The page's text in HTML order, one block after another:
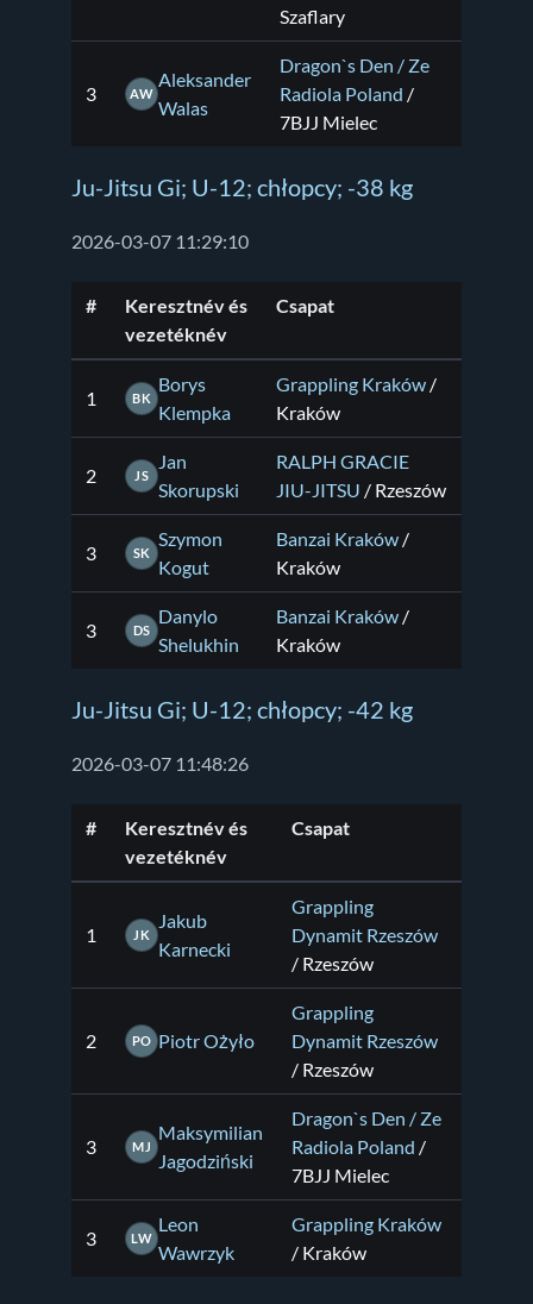
Szaflary
3 AW
Aleksander
Walas
Dragon`s Den / Ze
Radiola Poland /
7BJJ Mielec
Ju-Jitsu Gi; U-12; chłopcy; -38 kg
2026-03-07 11:29:10
#
Keresztnév és
vezetéknév
Csapat
1 BK
Borys
Klempka
Grappling Kraków /
Kraków
2 JS
Jan
Skorupski
RALPH GRACIE
JIU-JITSU / Rzeszów
3 SK
Szymon
Kogut
Banzai Kraków /
Kraków
3 DS
Danylo
Shelukhin
Banzai Kraków /
Kraków
Ju-Jitsu Gi; U-12; chłopcy; -42 kg
2026-03-07 11:48:26
#
Keresztnév és
vezetéknév
Csapat
1 JK
Jakub
Karnecki
Grappling
Dynamit Rzeszów
/ Rzeszów
2 PO Piotr Ożyło
Grappling
Dynamit Rzeszów
/ Rzeszów
3 MJ
Maksymilian
Jagodziński
Dragon`s Den / Ze
Radiola Poland /
7BJJ Mielec
3 LW
Leon
Wawrzyk
Grappling Kraków
/ Kraków